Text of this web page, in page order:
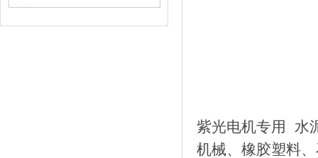
紫光电机专用 水
机械、橡胶塑料